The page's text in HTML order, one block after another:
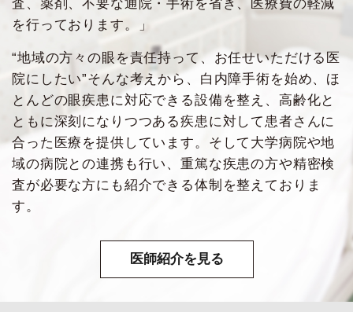
査、薬剤、不要な通院・手術を省き、医療費の軽減
を行っております。」
“地域の方々の眼を責任持って、お任せいただける医
院にしたい”そんな考えから、白内障手術を始め、ほ
とんどの眼疾患に対応できる設備を整え、高齢化と
ともに深刻になりつつある疾患に対して患者さんに
合った医療を提供しています。そして大学病院や地
域の病院との連携も行い、重篤な疾患の方や精密検
査が必要な方にも紹介できる体制を整えておりま
す。
医師紹介を見る